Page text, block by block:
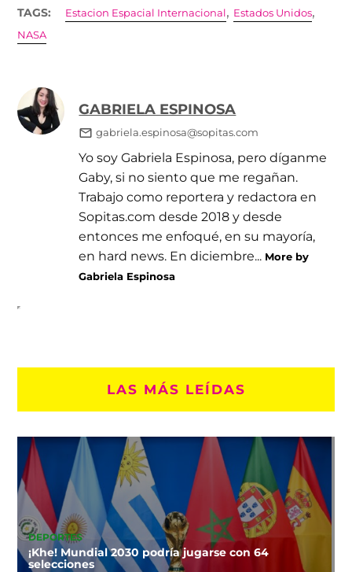
TAGS: Estacion Espacial Internacional , Estados Unidos,
NASA
GABRIELA ESPINOSA
gabriela.espinosa@sopitas.com
Yo soy Gabriela Espinosa, pero díganme
Gaby, si no siento que me regañan.
Trabajo como reportera y redactora en
Sopitas.com desde 2018 y desde
entonces me enfoqué, en su mayoría,
en hard news. En diciembre... More by
Gabriela Espinosa
LAS MÁS LEÍDAS
DEPORTES
¡Khe! Mundial 2030 podría jugarse con 64
selecciones